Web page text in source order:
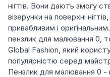
нігтів. Вони дають змогу
візерунки на поверхні
привабливим і
пензлик для малювання 0,
Global Fashion, який
популярністю серед
Пензлик для малювання 0 -